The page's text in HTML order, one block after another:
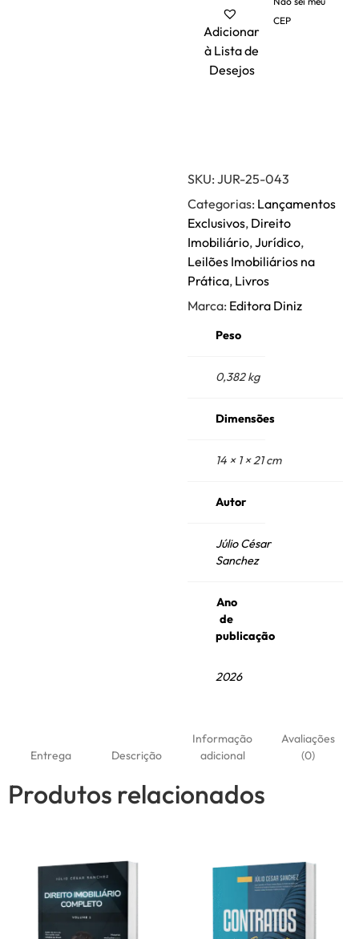
Adicionar
à Lista de
Desejos
CEP
SKU: JUR-25-043
Categorias: Lançamentos
Exclusivos, Direito
Imobiliário,Jurídico,
Leilões Imobiliários na
Prática, Livros
Marca: Editora Diniz
Peso
0,382 kg
Dimensões
14 × 1 × 21 cm
Autor
Júlio César
Sanchez
Ano
de
publicação
2026
Entrega Descrição
Informação
adicional
Avaliações
(0)
Produtos relacionados